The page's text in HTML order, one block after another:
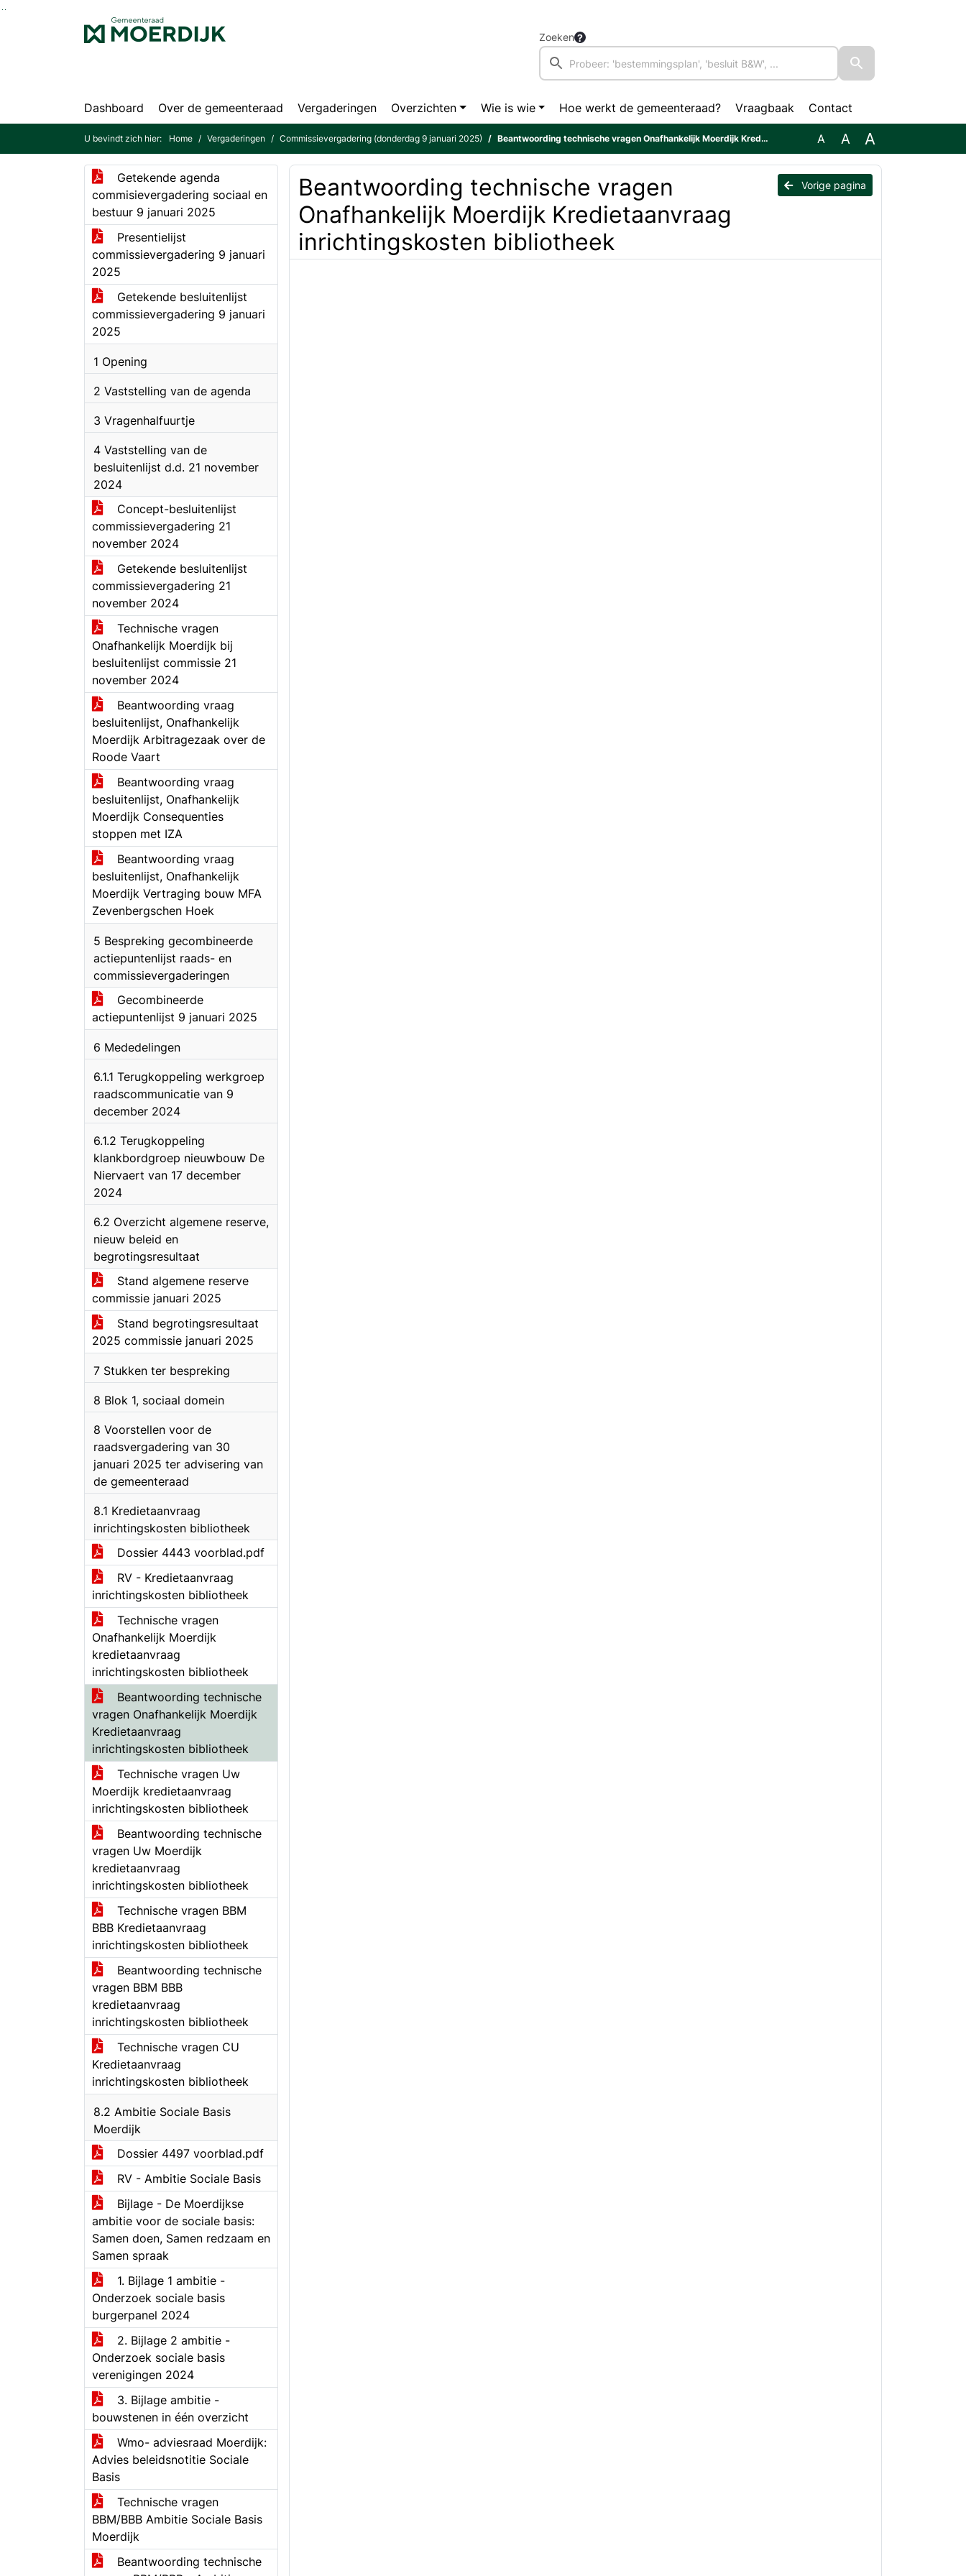
Ga naar de inhoud van deze pagina
Zoeken
Dashboard Over de gemeenteraad Vergaderingen Overzichten Wie is wie Hoe werkt de gemeenteraad? Vraagbaak Contact
U bevindt zich hier: Home Vergaderingen Commissievergadering (donderdag 9 januari 2025) Beantwoording technische vragen Onafhankelijk Moerdijk Kredietaanvraag inrichtingskosten bibliotheek A A A
Getekende agenda
commisievergadering sociaal en
bestuur 9 januari 2025
Presentielijst
commissievergadering 9 januari
2025
Getekende besluitenlijst
commissievergadering 9 januari
2025
1 Opening
2 Vaststelling van de agenda
3 Vragenhalfuurtje
4 Vaststelling van de
besluitenlijst d.d. 21 november
2024
Concept-besluitenlijst
commissievergadering 21
november 2024
Getekende besluitenlijst
commissievergadering 21
november 2024
Technische vragen
Onafhankelijk Moerdijk bij
besluitenlijst commissie 21
november 2024
Beantwoording vraag
besluitenlijst, Onafhankelijk
Moerdijk Arbitragezaak over de
Roode Vaart
Beantwoording vraag
besluitenlijst, Onafhankelijk
Moerdijk Consequenties
stoppen met IZA
Beantwoording vraag
besluitenlijst, Onafhankelijk
Moerdijk Vertraging bouw MFA
Zevenbergschen Hoek
5 Bespreking gecombineerde
actiepuntenlijst raads- en
commissievergaderingen
Gecombineerde
actiepuntenlijst 9 januari 2025
6 Mededelingen
6.1.1 Terugkoppeling werkgroep
raadscommunicatie van 9
december 2024
6.1.2 Terugkoppeling
klankbordgroep nieuwbouw De
Niervaert van 17 december
2024
6.2 Overzicht algemene reserve,
nieuw beleid en
begrotingsresultaat
Stand algemene reserve
commissie januari 2025
Stand begrotingsresultaat
2025 commissie januari 2025
7 Stukken ter bespreking
8 Blok 1, sociaal domein
8 Voorstellen voor de
raadsvergadering van 30
januari 2025 ter advisering van
de gemeenteraad
8.1 Kredietaanvraag
inrichtingskosten bibliotheek
Dossier 4443 voorblad.pdf
RV - Kredietaanvraag
inrichtingskosten bibliotheek
Technische vragen
Onafhankelijk Moerdijk
kredietaanvraag
inrichtingskosten bibliotheek
Beantwoording technische
vragen Onafhankelijk Moerdijk
Kredietaanvraag
inrichtingskosten bibliotheek
Technische vragen Uw
Moerdijk kredietaanvraag
inrichtingskosten bibliotheek
Beantwoording technische
vragen Uw Moerdijk
kredietaanvraag
inrichtingskosten bibliotheek
Technische vragen BBM
BBB Kredietaanvraag
inrichtingskosten bibliotheek
Beantwoording technische
vragen BBM BBB
kredietaanvraag
inrichtingskosten bibliotheek
Technische vragen CU
Kredietaanvraag
inrichtingskosten bibliotheek
8.2 Ambitie Sociale Basis
Moerdijk
Dossier 4497 voorblad.pdf
RV - Ambitie Sociale Basis
Bijlage - De Moerdijkse
ambitie voor de sociale basis:
Samen doen, Samen redzaam en
Samen spraak
1. Bijlage 1 ambitie -
Onderzoek sociale basis
burgerpanel 2024
2. Bijlage 2 ambitie -
Onderzoek sociale basis
verenigingen 2024
3. Bijlage ambitie -
bouwstenen in één overzicht
Wmo- adviesraad Moerdijk:
Advies beleidsnotitie Sociale
Basis
Technische vragen
BBM/BBB Ambitie Sociale Basis
Moerdijk
Beantwoording technische
Vorige pagina
Beantwoording technische vragen
Onafhankelijk Moerdijk Kredietaanvraag
inrichtingskosten bibliotheek